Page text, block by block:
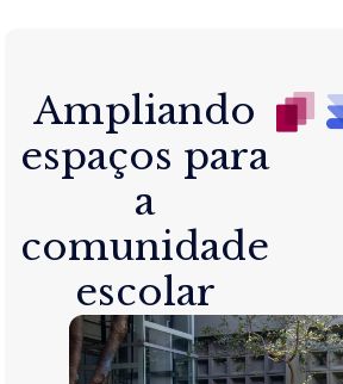
Ampliando
espaços para
a
comunidade
escolar